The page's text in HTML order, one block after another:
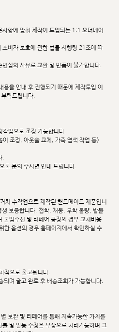
항에 맞춰 제작이 투입되는 1:1 오더메이
비자 보호에 관한 법률 시행령 21조에 따
심의 사유로 교환 및 반품이 불가합니다.
을 안내 후 진행되기 때문에 제작투입 이
탁드립니다.
작업으로 조정 가능합니다.
조정, 아웃솔 교체, 가죽 염색 작업 등)
.
톡 문의 주시면 안내 드립니다.
쳐 수작업으로 제작된 핸드메이드 제품입니
보증합니다. 접착, 재봉, 부착 불량, 발볼
줄임수선 및 리페어 공정의 경우 교체비용
한 옵션의 경우 홈페이지에서 확인하실 수
적으로 출고됩니다.
되며 출고 완료 후 배송조회가 가능합니다.
보완 및 리페어를 통해 지속가능한 가치를
및 발등 수정은 무상으로 처리가능하며 그